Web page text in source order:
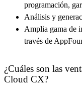
programación,
Análisis y
Amplia gama de
través de
¿Cuáles son las
Cloud CX?